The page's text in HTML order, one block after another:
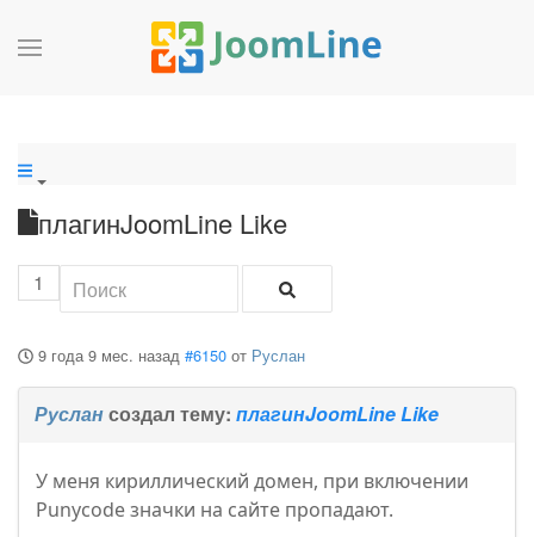
плагинJoomLine Like
1
9 года 9 мес. назад #6150 от Руслан
Руслансоздал тему: плагинJoomLine Like
У меня кириллический домен, при включении
Punycode значки на сайте пропадают.